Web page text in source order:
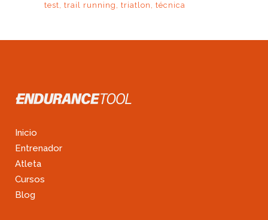
test trail running triatlon técnica
Inicio
Entrenador
Atleta
Cursos
Blog